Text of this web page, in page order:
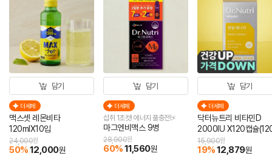
담기
더세페
맥스셋 레몬비타
120mlX10입
50%12,000원
24,000원
담기
더세페
섭취 1초컷! 에너지 풀충전!⚡
마그엔비맥스 9병
60%11,560원
28,900원
담기
더세페
닥터뉴트리 비타민D
2000IU X120캡슐
분)
19%12,879원
15,900원